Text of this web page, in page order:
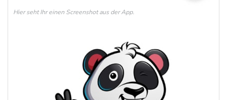
Hier seht Ihr einen Screenshot aus der App.